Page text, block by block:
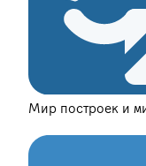
Мир построек и